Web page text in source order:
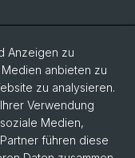
Anzeigen zu
anbieten zu
zu analysieren.
Verwendung
Medien,
führen diese